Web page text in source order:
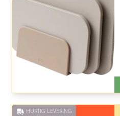
HURTIG LEVERING